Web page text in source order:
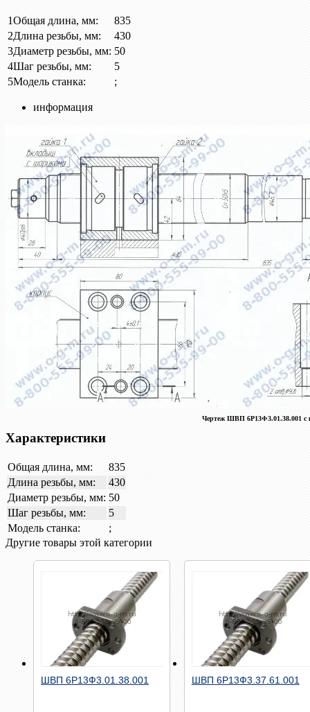
1Общая длина, мм:
835
2Длина резьбы, мм:
430
3Диаметр резьбы, мм: 50
4Шаг резьбы, мм:
5
5Модель станка: ;
информация
Чертеж ШВП 6Р13Ф3.01.38.001 с
Характеристики
Общая длина, мм:
835
Длина резьбы, мм:
430
Диаметр резьбы, мм: 50
Шаг резьбы, мм:
5
Модель станка:
;
Другие товары этой категории
Быстрый просмотр
ШВП 6Р13Ф3.01.38.001 Быстрый просмотр
ШВП 6Р13Ф3.37.61.001